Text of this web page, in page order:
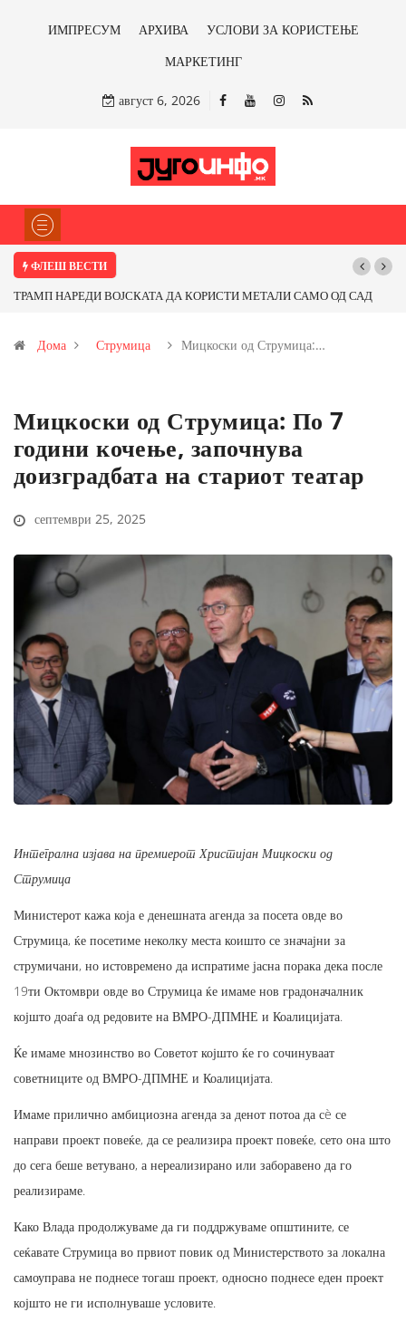
ИМПРЕСУМ АРХИВА
УСЛОВИ ЗА КОРИСТЕЊЕ
МАРКЕТИНГ
август 6, 2026
ФЛЕШ ВЕСТИ
САМО ОД САД
Почнува реконструкцијата на улицата „5-ти
Дома Струмица Мицкоски од Струмица:…
Мицкоски од Струмица: По 7
години кочење, започнува
доизградбата на стариот театар
септември 25, 2025
Интегрална изјава на премиерот Христијан Мицкоски од
Струмица
Министерот кажа која е денешната агенда за посета овде во
Струмица, ќе посетиме неколку места коишто се значајни за
струмичани, но истовремено да испратиме јасна порака дека после
19ти Октомври овде во Струмица ќе имаме нов градоначалник
којшто доаѓа од редовите на ВМРО-ДПМНЕ и Коалицијата.
Ќе имаме мнозинство во Советот којшто ќе го сочинуваат
советниците од ВМРО-ДПМНЕ и Коалицијата.
Имаме прилично амбициозна агенда за денот потоа да сè се
направи проект повеќе, да се реализира проект повеќе, сето она што
до сега беше ветувано, а нереализирано или заборавено да го
реализираме.
Како Влада продолжуваме да ги поддржуваме општините, се
сеќавате Струмица во првиот повик од Министерството за локална
самоуправа не поднесе тогаш проект, односно поднесе еден проект
којшто не ги исполнуваше условите.